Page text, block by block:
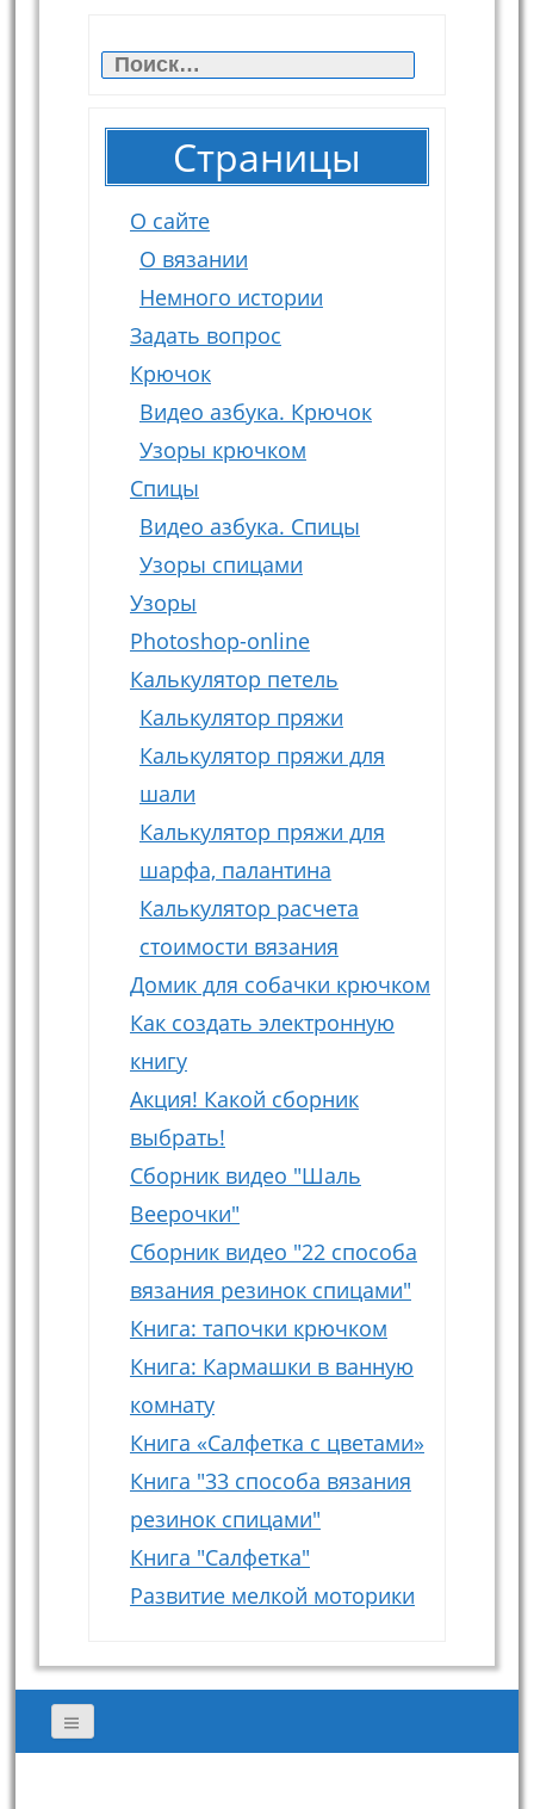
Найти:
Страницы
О сайте
О вязании
Немного истории
Задать вопрос
Крючок
Видео азбука. Крючок
Узоры крючком
Спицы
Видео азбука. Спицы
Узоры спицами
Узоры
Photoshop-online
Калькулятор петель
Калькулятор пряжи
Калькулятор пряжи для
шали
Калькулятор пряжи для
шарфа, палантина
Калькулятор расчета
стоимости вязания
Домик для собачки крючком
Как создать электронную
книгу
Акция! Какой сборник
выбрать!
Сборник видео "Шаль
Веерочки"
Сборник видео "22 способа
вязания резинок спицами"
Книга: тапочки крючком
Книга: Кармашки в ванную
комнату
Книга «Салфетка с цветами»
Книга "33 способа вязания
резинок спицами"
Книга "Салфетка"
Развитие мелкой моторики